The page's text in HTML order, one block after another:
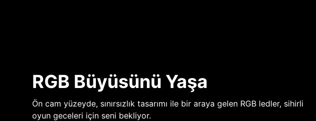
RGB Büyüsünü Yaşa
Ön cam yüzeyde, sınırsızlık tasarımı ile bir araya gelen RGB ledler, sihirli
oyun geceleri için seni bekliyor.